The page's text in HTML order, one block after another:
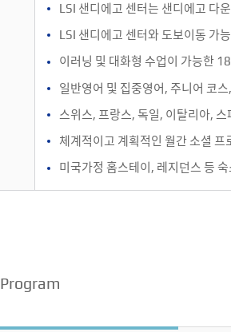
LSI 샌디에고 센터는 샌디에고 다
LSI 샌디에고 센터와 도보이동 가
이러닝 및 대화형 수업이 가능한
일반영어 및 집중영어, 주니어 코
스위스, 프랑스, 독일, 이탈리아,
체계적이고 계획적인 월간 소셜 프
미국가정 홈스테이, 레지던스 등 숙
Program